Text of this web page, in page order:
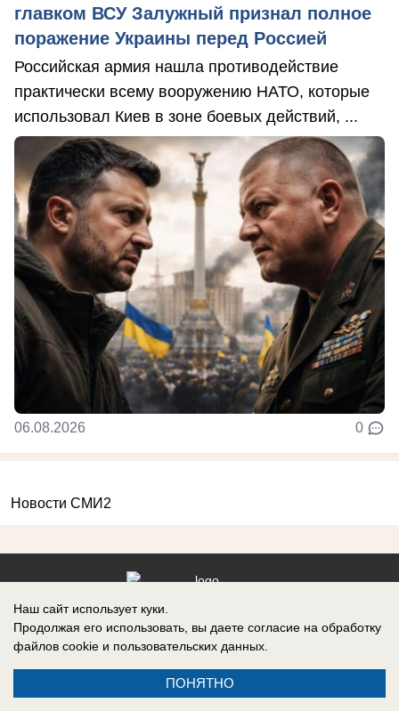
главком ВСУ Залужный признал полное
поражение Украины перед Россией
Российская армия нашла противодействие
практически всему вооружению НАТО, которые
использовал Киев в зоне боевых действий, ...
06.08.2026 0
Новости СМИ2
Реклама на сайте
Контакты
Вакансии
Наш сайт использует куки.
Продолжая его использовать, вы даете согласие на обработку
файлов cookie и пользовательских данных.
ПОНЯТНО